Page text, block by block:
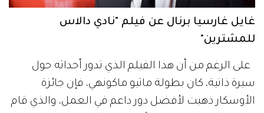
غايل غارسيا برنال عن فيلم "نادي دالاس
للمشترين"
على الرغم من أن هذا الفيلم الذي تدور أحداثه حول
سيرة ذاتية، كان بطولة ماثيو ماكونهي، فإن جائزة
الأوسكار ذهبت لأفضل دور داعم في العمل، والذي قام